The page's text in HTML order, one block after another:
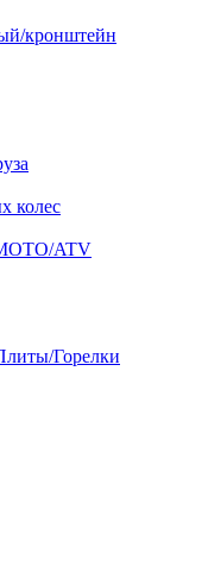
кронштейн
колес
ATV
Горелки